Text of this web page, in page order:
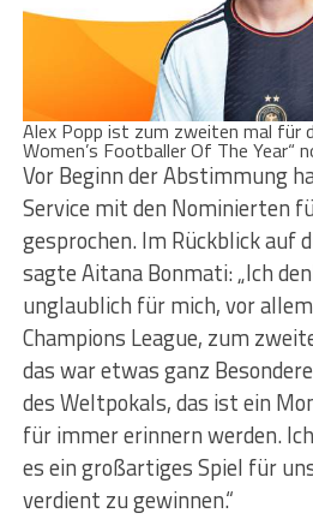
Alex Popp ist zum zweiten mal für
Women’s Footballer Of The Year“
Vor Beginn der Abstimmung
Service mit den Nominierten
gesprochen. Im Rückblick auf
sagte Aitana Bonmati: „Ich
unglaublich für mich, vor
Champions League, zum
das war etwas ganz
des Weltpokals, das ist ein
für immer erinnern werden.
es ein großartiges Spiel für
verdient zu gewinnen.“